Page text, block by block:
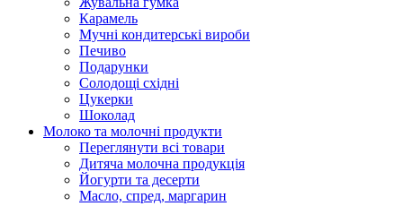
Карамель
Мучні кондитерські вироби
Печиво
Подарунки
Солодощі східні
Цукерки
Шоколад
Молоко та молочні продукти
Переглянути всі товари
Дитяча молочна продукція
Йогурти та десерти
Масло, спред, маргарин